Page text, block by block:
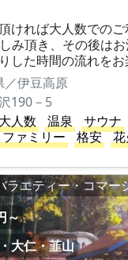
ければ大人数でのご
み頂き、その後は
した時間の流れをお
／伊豆高原
190－5
大人数 温泉 サウナ
ァミリー 格安
ラエティー・コマー
～
大仁・韮山